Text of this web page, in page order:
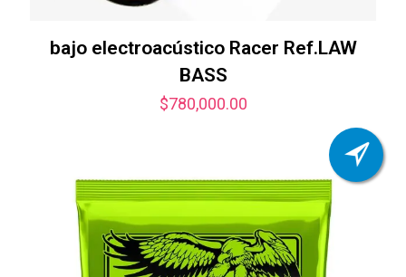
bajo electroacústico Racer Ref.LAW
BASS
$780,000.00